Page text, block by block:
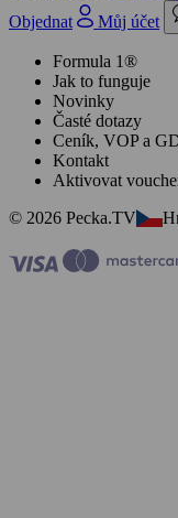
Objednat
Můj účet
Formula 1®
Jak to funguje
Novinky
Časté dotazy
Ceník, VOP a
Kontakt
Aktivovat
© 2026 Pecka.TV